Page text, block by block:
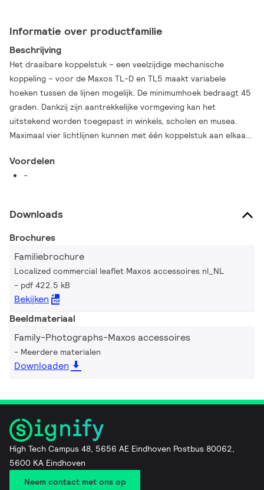
Informatie over productfamilie
Beschrijving
Het draaibare koppelstuk – een veelzijdige mechanische
koppeling – voor de Maxos TL-D en TL5 maakt variabele
hoeken tussen de lijnen mogelijk. De minimumhoek bedraagt 45
graden. Dankzij zijn aantrekkelijke vormgeving kan het
uitstekend worden toegepast in winkels, scholen en musea.
Maximaal vier lichtlijnen kunnen met één koppelstuk aan elkaar
met een witte of zilverkleurige afwerking; steunelementen aan
de binnenkant zijn van staal. Op het draaibare koppelstuk
inclusief een 1,25 meter lange, stalen draadpendel. Per
draagprofiel is één speciaal aansluitstuk (9MX056 CP-SD
koppelstuk. Elektrische componenten voor de
doorvoerbedrading dienen zo nodig besteld te worden.
Voordelen
-
Downloads
Brochures
Familiebrochure
Localized commercial leaflet Maxos accessoires nl_NL
pdf 422.5 kB
Bekijken
Beeldmateriaal
Family-Photographs-Maxos accessoires
Meerdere materialen
Downloaden
High Tech Campus 48, 5656 AE Eindhoven Postbus 80062,
5600 KA Eindhoven
Neem contact met ons op